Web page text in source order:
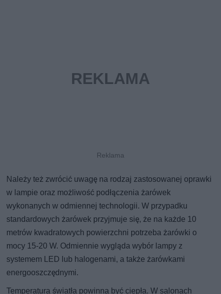
Należy też zwrócić uwagę na rodzaj zastosowanej oprawki
w lampie oraz możliwość podłączenia żarówek
wykonanych w odmiennej technologii. W przypadku
standardowych żarówek przyjmuje się, że na każde 10
metrów kwadratowych powierzchni potrzeba żarówki o
mocy 15-20 W. Odmiennie wygląda wybór lampy z
systemem LED lub halogenami, a także żarówkami
energooszczędnymi.
Temperatura światła powinna być ciepła. W salonach